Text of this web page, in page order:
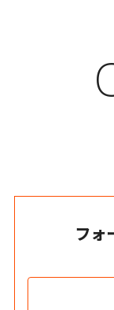
フォ